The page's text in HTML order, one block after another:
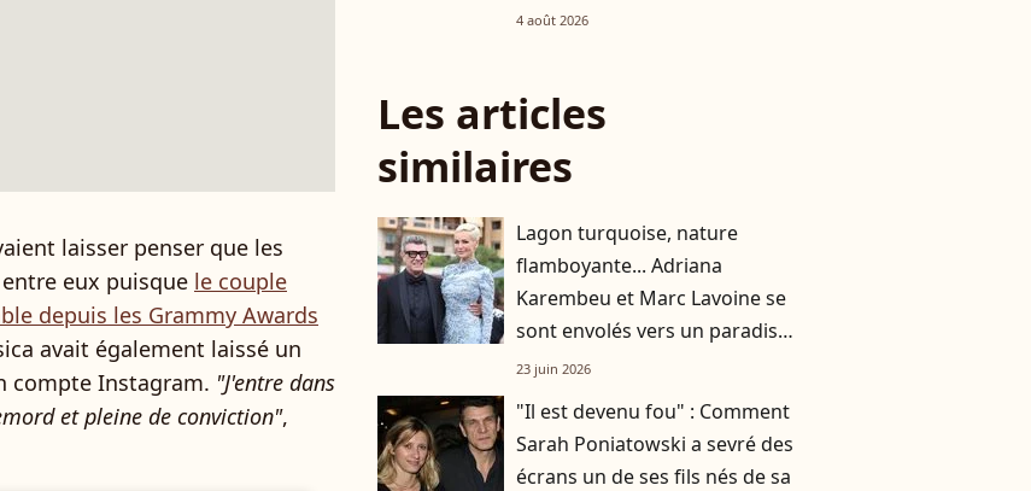
laisser penser que les
eux puisque le couple
depuis les Grammy Awards
avait également laissé un
compte Instagram. "J'entre dans
et pleine de conviction",
d'un autre célèbre DJ valide
4 août 2026
Les articles
similaires
Lagon turquoise, nature
flamboyante... Adriana
Karembeu et Marc Lavoine se
sont envolés vers un paradis
terrestre situé à plus de 14 000
23 juin 2026
"Il est devenu fou" : Comment
Sarah Poniatowski a sevré des
écrans un de ses fils nés de sa